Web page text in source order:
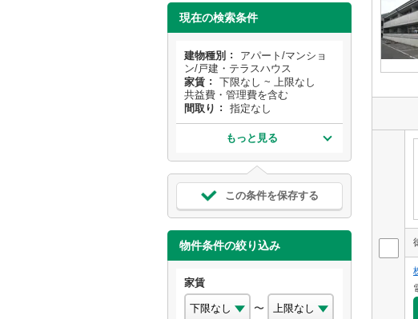
現在の検索条件
建物種別
アパート/マンショ
ン/戸建・テラスハウス
家賃
下限なし ~ 上限なし
共益費・管理費を含む
間取り
指定なし
もっと見る
この条件を保存する
物件条件の絞り込み
家賃
〜